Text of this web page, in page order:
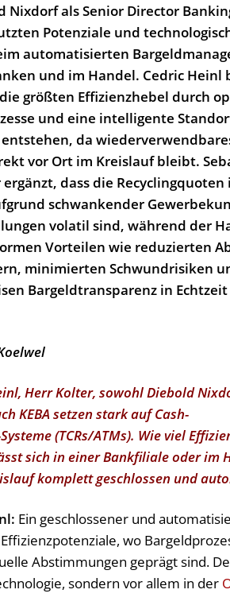
Nix­dorf als Se­ni­or Di­rec­tor
Po­ten­zia­le und
au­to­ma­ti­sier­ten
und im Han­del. Ced­ric Heinl
grö­ß­ten Ef­fi­zi­enz­he­bel durch
und ei­ne in­tel­li­gen­te
da
vor Ort im Kreis­lauf bleibt.
dass die Re­cy­cling­quo­ten
schwan­ken­der
vo­la­til sind, wäh­rend der
Vor­tei­len wie re­du­zier­ten
mi­ni­mier­ten Schwund­ri­si­ken
Bar­geld­trans­pa­renz in Echt­zeit
Herr Kolter, sowohl Diebold
KEBA setzen stark auf Cash-
(TCRs/ATMs). Wie viel
sich in einer Bankfiliale oder im
komplett geschlossen und
Ein geschlossener und
wo
Abstimmungen geprägt sind.
sondern vor allem in der